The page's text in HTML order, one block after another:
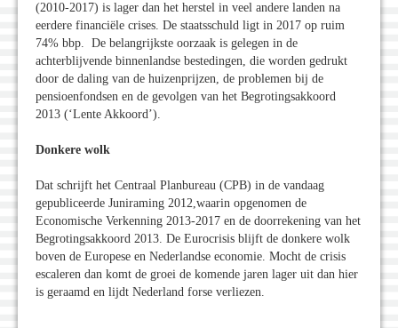
(2010-2017) is lager dan het herstel in veel andere landen na
eerdere financiële crises. De staatsschuld ligt in 2017 op ruim
74% bbp. De belangrijkste oorzaak is gelegen in de
achterblijvende binnenlandse bestedingen, die worden gedrukt
door de daling van de huizenprijzen, de problemen bij de
pensioenfondsen en de gevolgen van het Begrotingsakkoord
2013 (‘Lente Akkoord’).
Donkere wolk
Dat schrijft het Centraal Planbureau (CPB) in de vandaag
gepubliceerde Juniraming 2012,waarin opgenomen de
Economische Verkenning 2013-2017 en de doorrekening van het
Begrotingsakkoord 2013. De Eurocrisis blijft de donkere wolk
boven de Europese en Nederlandse economie. Mocht de crisis
escaleren dan komt de groei de komende jaren lager uit dan hier
is geraamd en lijdt Nederland forse verliezen.